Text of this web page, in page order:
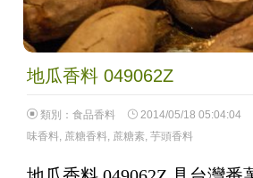
地瓜香料 049062Z
類別： 食品香料 2014/05/18 05:04:04
味香料, 蔗糖香料, 蔗糖素, 芋頭香料